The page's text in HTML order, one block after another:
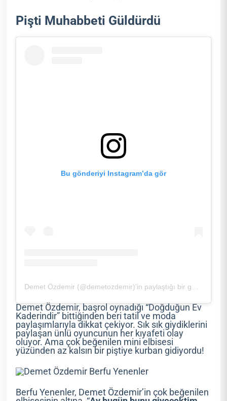
Pişti Muhabbeti Güldürdü
Bu gönderiyi Instagram’da gör
Demet Özdemir, başrol oynadığı “Doğduğun Ev
Kaderindir” bittiğinden beri tatil ve moda
paylaşımlarıyla dikkat çekiyor. Sık sık giydiklerini
paylaşan ünlü oyuncunun her kıyafeti olay
oluyor. Ama çok beğenilen mini elbisesi
yüzünden az kalsın bir piştiye kurban gidiyordu!
Berfu Yenenler, Demet Özdemir’in çok beğenilen